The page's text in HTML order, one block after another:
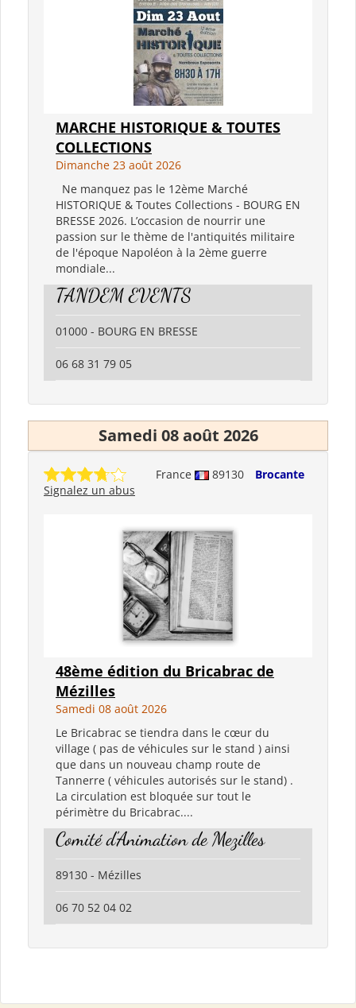
MARCHE HISTORIQUE & TOUTES
COLLECTIONS
Dimanche 23 août 2026
Ne manquez pas le 12ème Marché
HISTORIQUE & Toutes Collections - BOURG EN
BRESSE 2026. L’occasion de nourrir une
passion sur le thème de l'antiquités militaire
de l'époque Napoléon à la 2ème guerre
mondiale...
TANDEM EVENTS
01000 - BOURG EN BRESSE
06 68 31 79 05
Samedi 08 août 2026
France 89130
Brocante
Signalez un abus
48ème édition du Bricabrac de
Mézilles
Samedi 08 août 2026
Le Bricabrac se tiendra dans le cœur du
village ( pas de véhicules sur le stand ) ainsi
que dans un nouveau champ route de
Tannerre ( véhicules autorisés sur le stand) .
La circulation est bloquée sur tout le
périmètre du Bricabrac....
Comité d'Animation de Mezilles
89130 - Mézilles
06 70 52 04 02